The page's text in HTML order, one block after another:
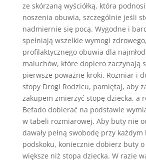
ze skórzaną wyściółką, która
noszenia obuwia, szczególnie jeśli
nadmiernie się pocą. Wygodne i
spełniają wszelkie wymogi zdrowego,
profilaktycznego obuwia dla
maluchów, które dopiero zaczynają
pierwsze poważne kroki. Rozmiar i
stopy Drogi Rodzicu, pamiętaj, aby
zakupem zmierzyć stopę dziecka, a
Befado dobierać na podstawie
w tabeli rozmiarowej. Aby buty nie
dawały pełną swobodę przy każdym
podskoku, koniecznie dobierz buty o
większe niż stopa dziecka. W razie